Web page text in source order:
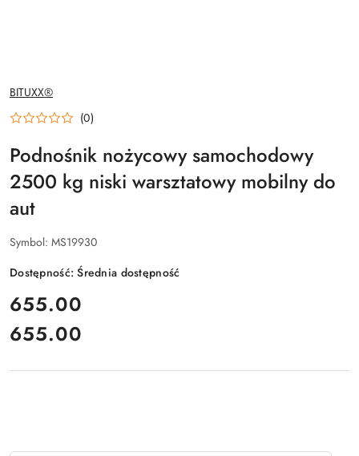
NAZWA
PRODUCENTA:
BITUXX®
(0)
Podnośnik nożycowy samochodowy
2500 kg niski warsztatowy mobilny do
aut
Symbol: MS19930
Dostępność:Średnia dostępność
cena:
655.00
Cena:
655.00